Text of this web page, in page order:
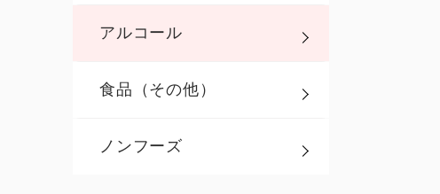
アルコール
食品（その他）
ノンフーズ